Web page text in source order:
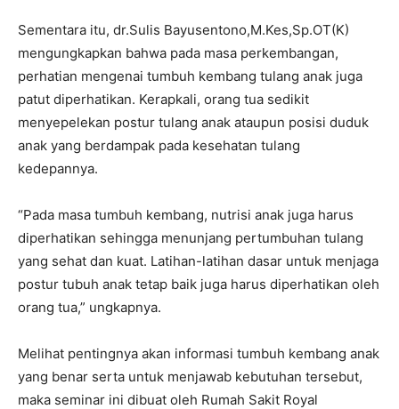
Sementara itu, dr.Sulis Bayusentono,M.Kes,Sp.OT(K)
mengungkapkan bahwa pada masa perkembangan,
perhatian mengenai tumbuh kembang tulang anak juga
patut diperhatikan. Kerapkali, orang tua sedikit
menyepelekan postur tulang anak ataupun posisi duduk
anak yang berdampak pada kesehatan tulang
kedepannya.
“Pada masa tumbuh kembang, nutrisi anak juga harus
diperhatikan sehingga menunjang pertumbuhan tulang
yang sehat dan kuat. Latihan-latihan dasar untuk menjaga
postur tubuh anak tetap baik juga harus diperhatikan oleh
orang tua,” ungkapnya.
Melihat pentingnya akan informasi tumbuh kembang anak
yang benar serta untuk menjawab kebutuhan tersebut,
maka seminar ini dibuat oleh Rumah Sakit Royal